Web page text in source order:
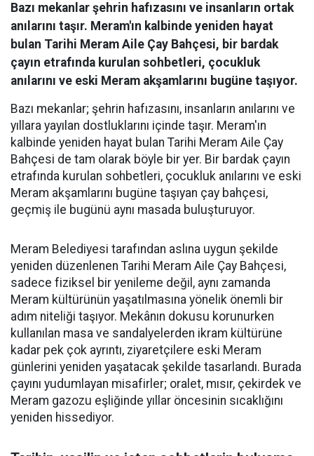
Bazı mekanlar şehrin hafızasını ve insanların ortak
anılarını taşır. Meram'ın kalbinde yeniden hayat
bulan Tarihi Meram Aile Çay Bahçesi, bir bardak
çayın etrafında kurulan sohbetleri, çocukluk
anılarını ve eski Meram akşamlarını bugüne taşıyor.
Bazı mekanlar; şehrin hafızasını, insanların anılarını ve
yıllara yayılan dostluklarını içinde taşır. Meram'ın
kalbinde yeniden hayat bulan Tarihi Meram Aile Çay
Bahçesi de tam olarak böyle bir yer. Bir bardak çayın
etrafında kurulan sohbetleri, çocukluk anılarını ve eski
Meram akşamlarını bugüne taşıyan çay bahçesi,
geçmiş ile bugünü aynı masada buluşturuyor.
Meram Belediyesi tarafından aslına uygun şekilde
yeniden düzenlenen Tarihi Meram Aile Çay Bahçesi,
sadece fiziksel bir yenileme değil, aynı zamanda
Meram kültürünün yaşatılmasına yönelik önemli bir
adım niteliği taşıyor. Mekânın dokusu korunurken
kullanılan masa ve sandalyelerden ikram kültürüne
kadar pek çok ayrıntı, ziyaretçilere eski Meram
günlerini yeniden yaşatacak şekilde tasarlandı. Burada
çayını yudumlayan misafirler; oralet, mısır, çekirdek ve
Meram gazozu eşliğinde yıllar öncesinin sıcaklığını
yeniden hissediyor.